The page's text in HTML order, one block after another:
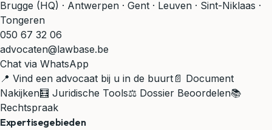
Brugge (HQ) · Antwerpen · Gent · Leuven · Sint-Niklaas ·
Tongeren
050 67 32 06
advocaten@lawbase.be
Chat via WhatsApp
📍 Vind een advocaat bij u in de buurt 📄 Document
Nakijken🧮 Juridische Tools⚖️ Dossier Beoordelen📚
Rechtspraak
Expertisegebieden